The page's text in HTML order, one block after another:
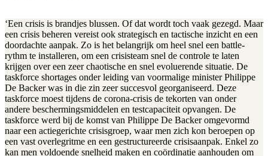
‘Een crisis is brandjes blussen. Of dat wordt toch vaak gezegd. Maar
een crisis beheren vereist ook strategisch en tactische inzicht en een
doordachte aanpak. Zo is het belangrijk om heel snel een battle-
rythm te installeren, om een crisisteam snel de controle te laten
krijgen over een zeer chaotische en snel evoluerende situatie. De
taskforce shortages onder leiding van voormalige minister Philippe
De Backer was in die zin zeer succesvol georganiseerd. Deze
taskforce moest tijdens de corona-crisis de tekorten van onder
andere beschermingsmiddelen en testcapaciteit opvangen. De
taskforce werd bij de komst van Philippe De Backer omgevormd
naar een actiegerichte crisisgroep, waar men zich kon beroepen op
een vast overlegritme en een gestructureerde crisisaanpak. Enkel zo
kan men voldoende snelheid maken en coördinatie aanhouden om